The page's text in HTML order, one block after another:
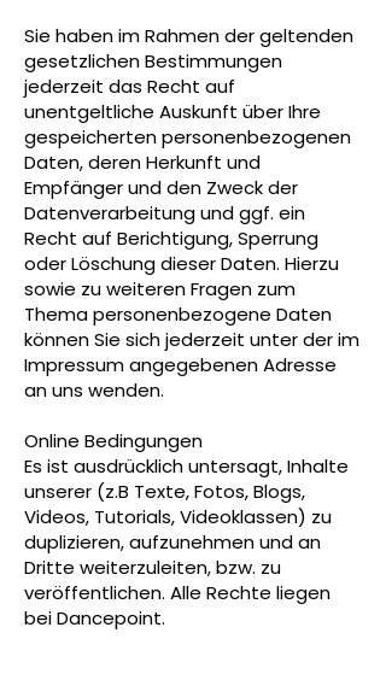
Sie haben im Rahmen der geltenden
gesetzlichen Bestimmungen
jederzeit das Recht auf
unentgeltliche Auskunft über Ihre
gespeicherten personenbezogenen
Daten, deren Herkunft und
Empfänger und den Zweck der
Datenverarbeitung und ggf. ein
Recht auf Berichtigung, Sperrung
oder Löschung dieser Daten. Hierzu
sowie zu weiteren Fragen zum
Thema personenbezogene Daten
können Sie sich jederzeit unter der im
Impressum angegebenen Adresse
an uns wenden.
Online Bedingungen
Es ist ausdrücklich untersagt, Inhalte
unserer (z.B Texte, Fotos, Blogs,
Videos, Tutorials, Videoklassen) zu
duplizieren, aufzunehmen und an
Dritte weiterzuleiten, bzw. zu
veröffentlichen. Alle Rechte liegen
bei Dancepoint.